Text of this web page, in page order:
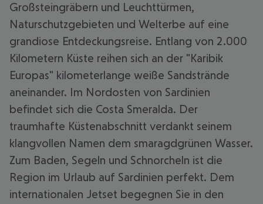
Großsteingräbern und Leuchttürmen,
Naturschutzgebieten und Welterbe auf eine
grandiose Entdeckungsreise. Entlang von 2.000
Kilometern Küste reihen sich an der "Karibik
Europas" kilometerlange weiße Sandstrände
aneinander. Im Nordosten von Sardinien
befindet sich die Costa Smeralda. Der
traumhafte Küstenabschnitt verdankt seinem
klangvollen Namen dem smaragdgrünen Wasser.
Zum Baden, Segeln und Schnorcheln ist die
Region im Urlaub auf Sardinien perfekt. Dem
internationalen Jetset begegnen Sie in den